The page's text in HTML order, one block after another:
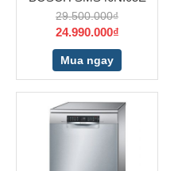
29.500.000₫
24.990.000₫
Mua ngay